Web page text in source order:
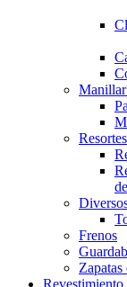
Manillar
Resortes
Frenos
Zapatas